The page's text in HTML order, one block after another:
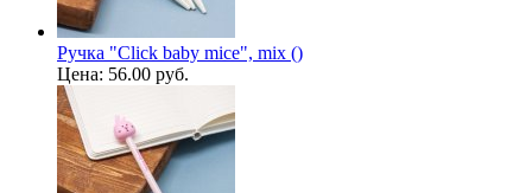
Ручка "Click baby mice", mix ()
Цена: 56.00 руб.